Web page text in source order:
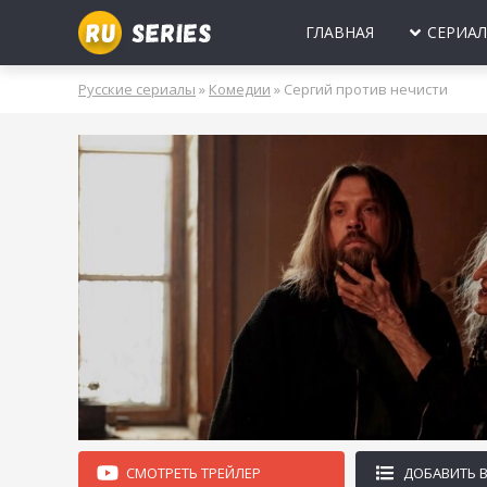
ГЛАВНАЯ
2025 2024 2023 2022 2021 2020
УКРАИНА БЕЛАРУСЬ СССР
НОВОГОДНИЕ
ПРО ВРАЧЕЙ
ПРО
ПРО
ЛЮБОВНЫЕ
Русские сериалы » Комедии » Сергий против нечисти
СМОТРЕТЬ ТРЕЙЛЕР ДОБАВИТЬ